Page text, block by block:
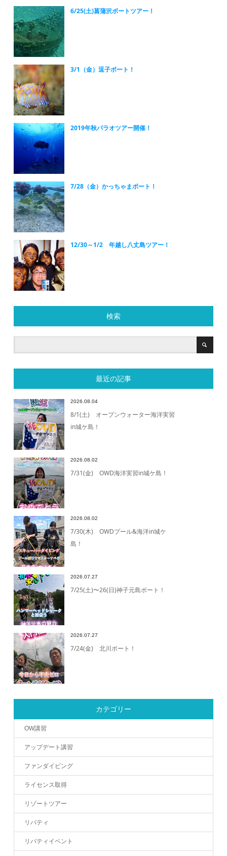
6/25(土)菖蒲沢ボートツアー！
3/1（金）逗子ボート！
2019年秋パラオツアー開催！
7/28（金）かっちゃまボート！
12/30～1/2 年越し八丈島ツアー！
検索
最近の記事
2026.08.04
8/1(土) オープンウォーター海洋実習
in城ケ島！
2026.08.02
7/31(金) OWD海洋実習in城ケ島！
2026.08.02
7/30(木) OWDプール&海洋in城ケ
島！
2026.07.27
7/25(土)〜26(日)神子元島ボート！
2026.07.27
7/24(金) 北川ボート！
カテゴリー
OW講習
アップデート講習
ファンダイビング
ライセンス取得
リゾートツアー
リバティ
リバティイベント